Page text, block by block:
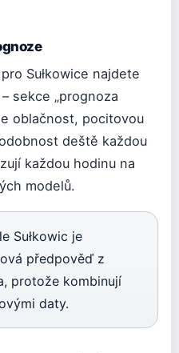
Sułkowice najdete
sekce „prognoza
oblačnost, pocitovou
deště každou
každou hodinu na
modelů.
Sułkowic je
předpověď z
protože kombinují
daty.